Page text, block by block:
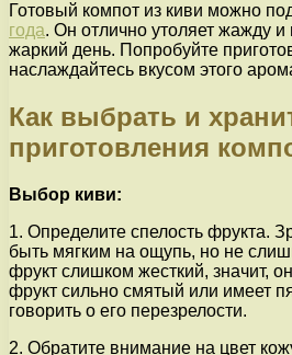
Готовый компот из киви можно
года. Он отлично утоляет жажду и
жаркий день. Попробуйте
наслаждайтесь вкусом этого
Как выбрать и
приготовления
Выбор киви:
1. Определите спелость фрукта.
быть мягким на ощупь, но не
фрукт слишком жесткий, значит,
фрукт сильно смятый или имеет
говорить о его перезрелости.
2. Обратите внимание на цвет